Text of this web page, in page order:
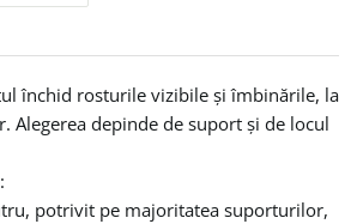
închid rosturile vizibile și îmbinările, la
Alegerea depinde de suport și de locul
potrivit pe majoritatea suporturilor,